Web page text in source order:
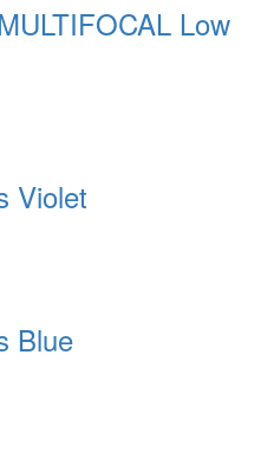
Low
Violet
Blue